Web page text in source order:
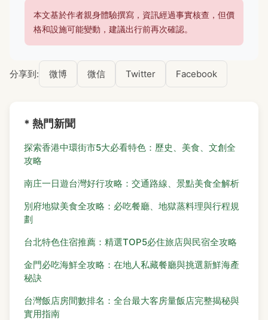
本文基於作者親身體驗撰寫，資訊經過事實核查，但價
格和設施可能變動，建議出行前再次確認。
分享到: 微博 微信 Twitter Facebook
* 熱門新聞
探索香港中環街市5大必看特色：歷史、美食、文創全
攻略
南庄一日遊台灣好行攻略：交通路線、景點美食全解析
別府地獄美食全攻略：必吃餐廳、地獄蒸料理與行程規
劃
台北特色住宿推薦：精選TOP5必住旅店與民宿全攻略
金門必吃海鮮全攻略：在地人私藏餐廳與挑選新鮮海產
秘訣
台灣飯店房間數排名：全台最大客房量飯店完整揭秘與
實用指南